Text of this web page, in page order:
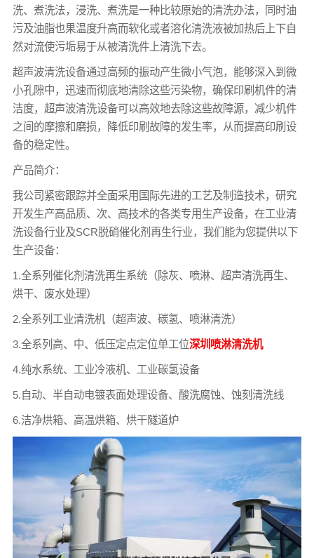
洗、煮洗法，浸洗、煮洗是一种比较原始的清洗办法，同时油
污及油脂也果温度升高而软化或者溶化清洗液被加热后上下自
然对流使污垢易于从被清洗件上清洗下去。
超声波清洗设备通过高频的振动产生微小气泡，能够深入到微
小孔隙中，迅速而彻底地清除这些污染物，确保印刷机件的清
洁度，超声波清洗设备可以高效地去除这些故障源，减少机件
之间的摩擦和磨损，降低印刷故障的发生率，从而提高印刷设
备的稳定性。
产品简介：
我公司紧密跟踪并全面采用国际先进的工艺及制造技术，研究
开发生产高品质、次、高技术的各类专用生产设备，在工业清
洗设备行业及SCR脱硝催化剂再生行业，我们能为您提供以下
生产设备：
1.全系列催化剂清洗再生系统（除灰、喷淋、超声清洗再生、
烘干、废水处理）
2.全系列工业清洗机（超声波、碳氢、喷淋清洗）
3.全系列高、中、低压定点定位单工位深圳喷淋清洗机
4.纯水系统、工业冷液机、工业碳氢设备
5.自动、半自动电镀表面处理设备、酸洗腐蚀、蚀刻清洗线
6.洁净烘箱、高温烘箱、烘干隧道炉